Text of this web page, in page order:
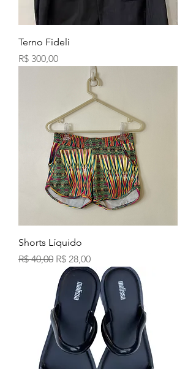
Terno Fideli
Preço
R$ 300,00
Shorts Líquido
Preço normal
R$ 40,00 Preço promocional
R$ 28,00